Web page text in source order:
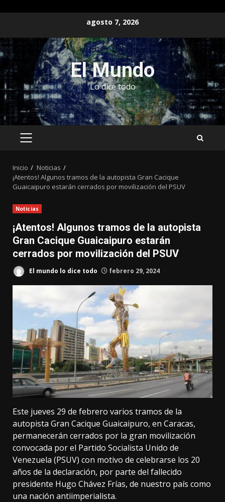
contenido
agosto 7, 2026
El Mundo
Lo dice todo
MENÚ
Inicio
Noticias
¡Atentos! Algunos tramos de la autopista Gran Cacique
Guaicaipuro estarán cerrados por movilización del PSUV
Noticias
¡Atentos! Algunos tramos de la autopista
Gran Cacique Guaicaipuro estarán
cerrados por movilización del PSUV
El mundo lo dice todo febrero 29, 2024
Este jueves 29 de febrero varios tramos de la
autopista Gran Cacique Guaicaipuro, en Caracas,
permanecerán cerrados por la gran movilización
convocada por el Partido Socialista Unido de
Venezuela (PSUV) con motivo de celebrarse los 20
años de la declaración, por parte del fallecido
presidente Hugo Chávez Frías, de nuestro país como
una nación antiimperialista.